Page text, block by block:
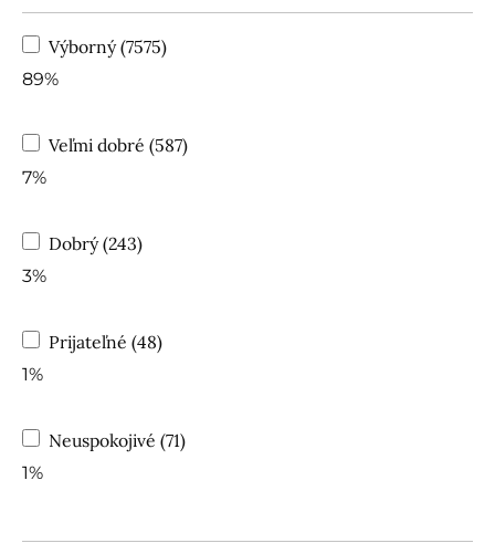
Výborný (7575)
89%
Veľmi dobré (587)
7%
Dobrý (243)
3%
Prijateľné (48)
1%
Neuspokojivé (71)
1%